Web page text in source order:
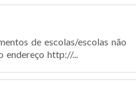
de escolas/escolas não
endereço http://...